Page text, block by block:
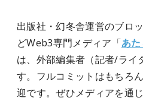
出版社・幻冬舎運営のブロ
どWeb3専門メディア「あ
は、外部編集者（記者/ライ
す。フルコミットはもちろ
迎です。ぜひメディアを通